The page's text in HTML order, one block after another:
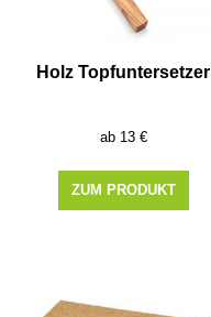
Holz Topfuntersetzer
13 €
ZUM PRODUKT